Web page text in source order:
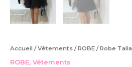
Accueil /Vêtements /ROBE / Robe Talia
ROBE, Vêtements